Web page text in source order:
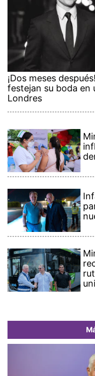
¡Dos meses
festejan su boda en
Londres